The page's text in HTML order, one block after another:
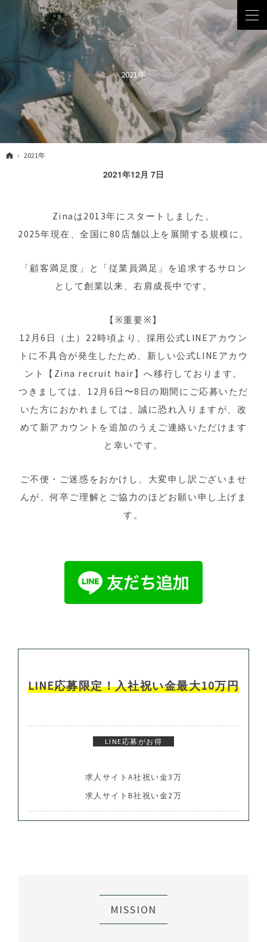
2021年
ホーム
2021年
2021年12月 7日
Zinaは2013年にスタートしました。
2025年現在、全国に80店舗以上を展開する 規模に。
「顧客満足度」と「従業員満足」を追求するサロン
として創業以来、右肩成長中です。
【※重要※】
12月6日（土）22時頃より、採用公式LINEアカウン
トに不具合が発生したため、新しい公式LINEアカウ
ント【Zina recruit hair】へ移行しております。
つきましては、12月6日〜8日の期間にご応募いただ
いた方におかれましては、誠に恐れ入りますが、改
めて新アカウントを追加のうえご連絡いただけます
と幸いです。
ご不便・ご迷惑をおかけし、大変申し訳ございませ
んが、何卒ご理解とご協力のほどお願い申し上げま
す。
LINE応募限定！入社祝い金最大10万円
LINE応募がお得
求人サイトA社祝い金3万
求人サイトB社祝い金2万
MISSION